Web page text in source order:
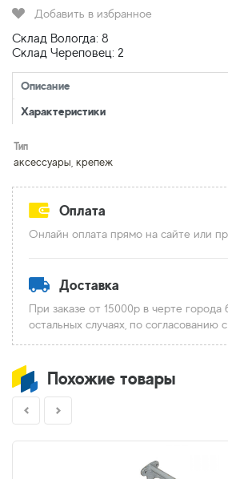
Добавить в избранное
Склад Вологда: 8
Склад Череповец: 2
Описание
Характеристики
Тип
аксессуары, крепеж
Оплата
Онлайн оплата прямо на сайте или
Доставка
При заказе от 15000р в черте города
остальных случаях, по согласованию
Похожие товары